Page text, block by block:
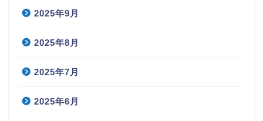
2025年9月
2025年8月
2025年7月
2025年6月